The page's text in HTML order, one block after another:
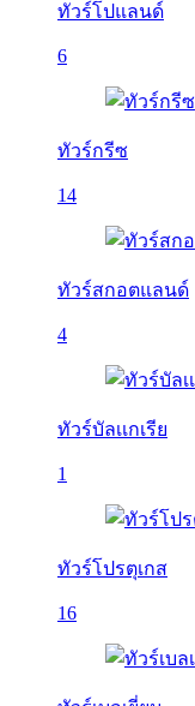
ทัวร์โปแลนด์
6
ทัวร์กรีซ
14
ทัวร์สกอตแลนด์
4
ทัวร์บัลเเกเรีย
1
ทัวร์โปรตุเกส
16